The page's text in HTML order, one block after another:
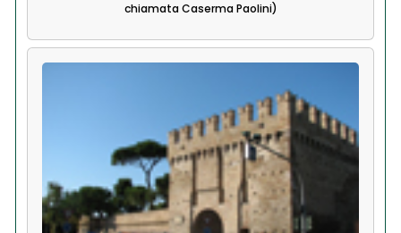
chiamata Caserma Paolini)